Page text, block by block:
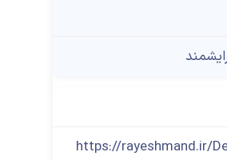
https://rayeshmand.ir/